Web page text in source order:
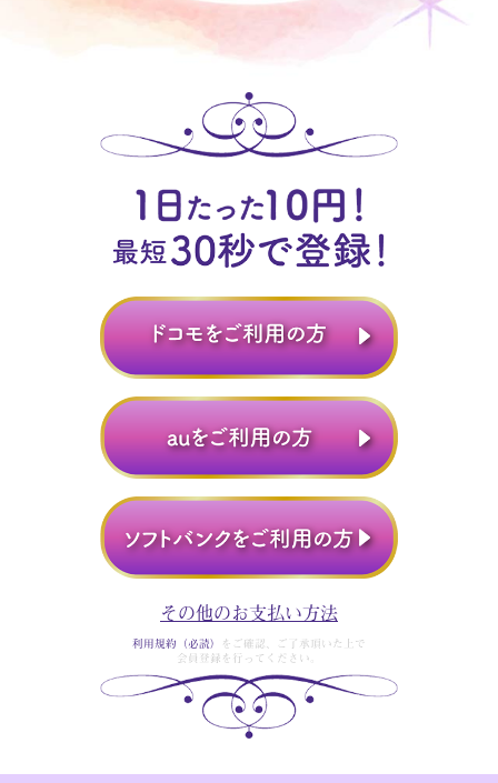
その他のお支払い方法
利用規約（必読）
をご確認、ご了承頂いた上で
会員登録を行ってください。